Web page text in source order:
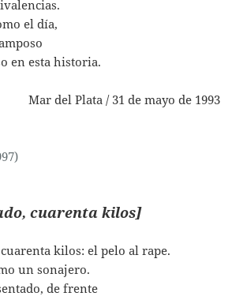
el día,
en esta historia.
Mar del Plata / 31 de mayo de 1993
cuarenta kilos]
kilos: el pelo al rape.
un sonajero.
de frente